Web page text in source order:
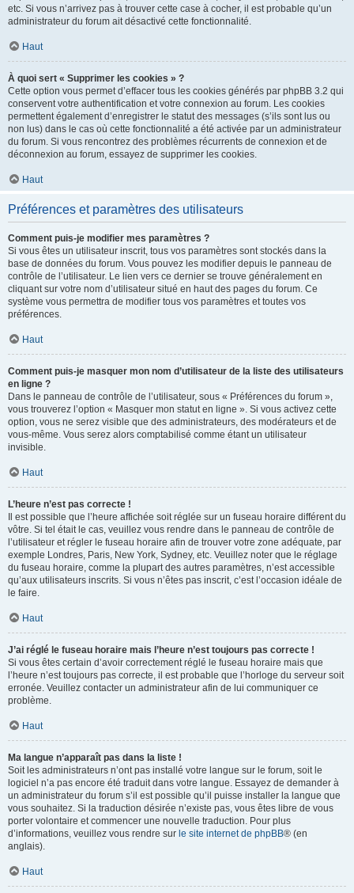
etc. Si vous n’arrivez pas à trouver cette case à cocher, il est probable qu’un
administrateur du forum ait désactivé cette fonctionnalité.
Haut
À quoi sert « Supprimer les cookies » ?
Cette option vous permet d’effacer tous les cookies générés par phpBB 3.2 qui
conservent votre authentification et votre connexion au forum. Les cookies
permettent également d’enregistrer le statut des messages (s’ils sont lus ou
non lus) dans le cas où cette fonctionnalité a été activée par un administrateur
du forum. Si vous rencontrez des problèmes récurrents de connexion et de
déconnexion au forum, essayez de supprimer les cookies.
Haut
Préférences et paramètres des utilisateurs
Comment puis-je modifier mes paramètres ?
Si vous êtes un utilisateur inscrit, tous vos paramètres sont stockés dans la
base de données du forum. Vous pouvez les modifier depuis le panneau de
contrôle de l’utilisateur. Le lien vers ce dernier se trouve généralement en
cliquant sur votre nom d’utilisateur situé en haut des pages du forum. Ce
système vous permettra de modifier tous vos paramètres et toutes vos
préférences.
Haut
Comment puis-je masquer mon nom d’utilisateur de la liste des utilisateurs
en ligne ?
Dans le panneau de contrôle de l’utilisateur, sous « Préférences du forum »,
vous trouverez l’option « Masquer mon statut en ligne ». Si vous activez cette
option, vous ne serez visible que des administrateurs, des modérateurs et de
vous-même. Vous serez alors comptabilisé comme étant un utilisateur
invisible.
Haut
L’heure n’est pas correcte !
Il est possible que l’heure affichée soit réglée sur un fuseau horaire différent du
vôtre. Si tel était le cas, veuillez vous rendre dans le panneau de contrôle de
l’utilisateur et régler le fuseau horaire afin de trouver votre zone adéquate, par
exemple Londres, Paris, New York, Sydney, etc. Veuillez noter que le réglage
du fuseau horaire, comme la plupart des autres paramètres, n’est accessible
qu’aux utilisateurs inscrits. Si vous n’êtes pas inscrit, c’est l’occasion idéale de
le faire.
Haut
J’ai réglé le fuseau horaire mais l’heure n’est toujours pas correcte !
Si vous êtes certain d’avoir correctement réglé le fuseau horaire mais que
l’heure n’est toujours pas correcte, il est probable que l’horloge du serveur soit
erronée. Veuillez contacter un administrateur afin de lui communiquer ce
problème.
Haut
Ma langue n’apparaît pas dans la liste !
Soit les administrateurs n’ont pas installé votre langue sur le forum, soit le
logiciel n’a pas encore été traduit dans votre langue. Essayez de demander à
un administrateur du forum s’il est possible qu’il puisse installer la langue que
vous souhaitez. Si la traduction désirée n’existe pas, vous êtes libre de vous
porter volontaire et commencer une nouvelle traduction. Pour plus
d’informations, veuillez vous rendre sur le site internet de phpBB® (en
anglais).
Haut